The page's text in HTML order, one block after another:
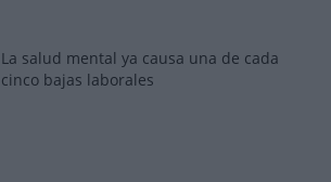
La salud mental ya causa una de cada
cinco bajas laborales